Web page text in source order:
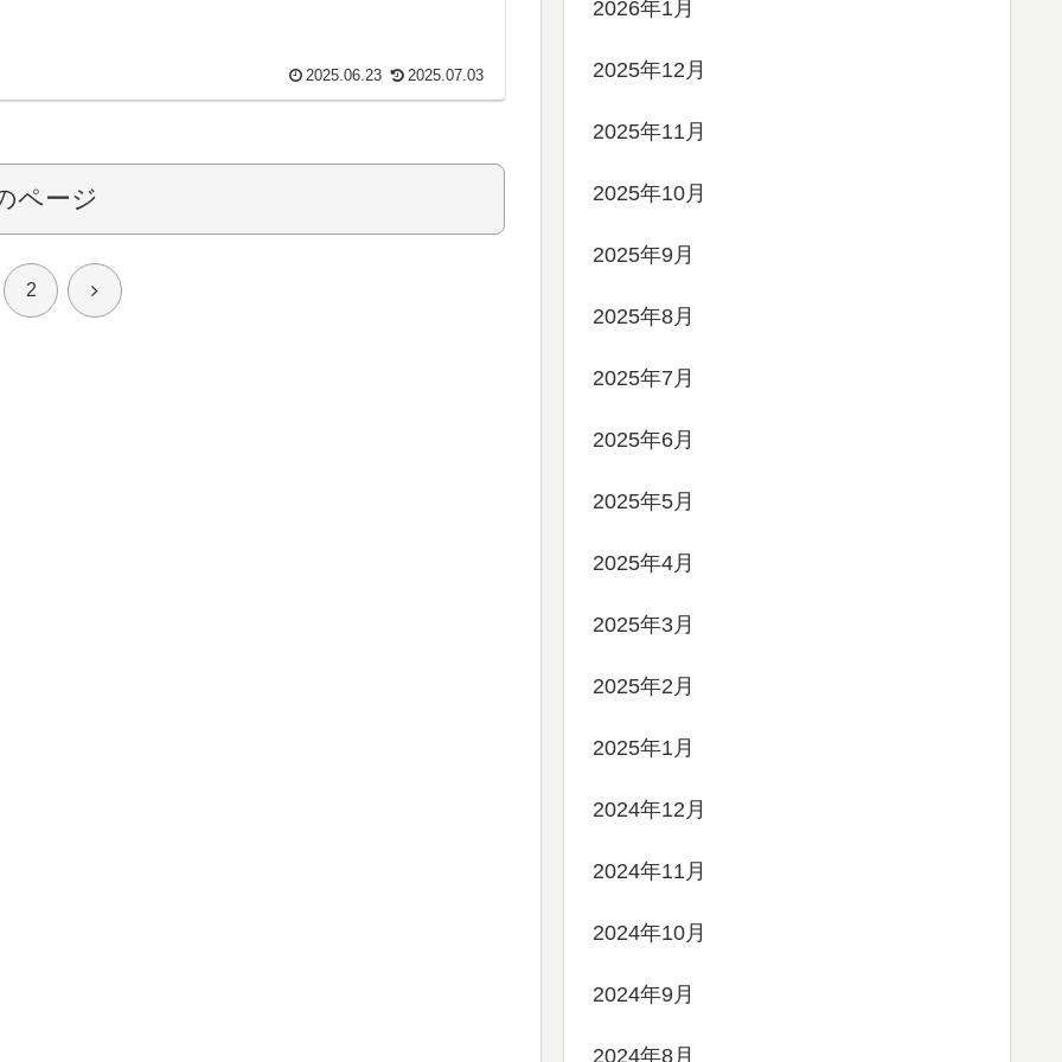
2025.06.23 2025.07.03
ページ
2 次
2026年1月
2025年12月
2025年11月
2025年10月
2025年9月
2025年8月
2025年7月
2025年6月
2025年5月
2025年4月
2025年3月
2025年2月
2025年1月
2024年12月
2024年11月
2024年10月
2024年9月
2024年8月